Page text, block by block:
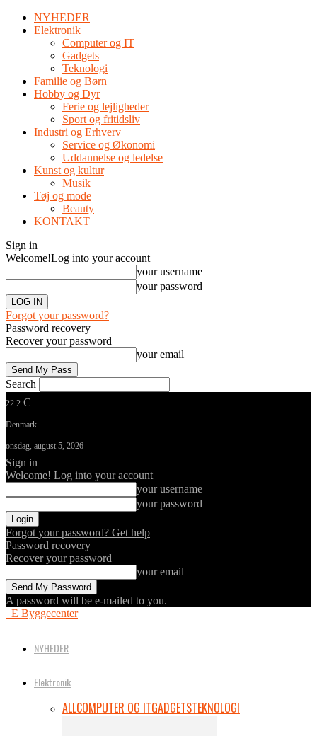
NYHEDER
Elektronik
Computer og IT
Gadgets
Teknologi
Familie og Børn
Hobby og Dyr
Ferie og lejligheder
Sport og fritidsliv
Industri og Erhverv
Service og Økonomi
Uddannelse og ledelse
Kunst og kultur
Musik
Tøj og mode
Beauty
KONTAKT
Sign in
Welcome!Log into your account
your username
your password
Forgot your password?
Password recovery
Recover your password
your email
Search
22.2 C
Denmark
onsdag, august 5, 2026
Sign in
Welcome! Log into your account
your username
your password
Forgot your password? Get help
Password recovery
Recover your password
your email
A password will be e-mailed to you.
E Byggecenter
NYHEDER
Elektronik
ALLCOMPUTER OG ITGADGETSTEKNOLOGI